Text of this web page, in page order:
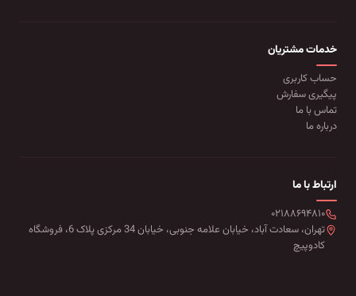
خدمات مشتریان
حساب کاربری
پیگیری سفارش
تماس با ما
درباره ما
ارتباط با ما
۰۲۱۸۸۶۹۴۸۱۰
تهران، سعادت آباد، خیابان علامه جنوبی، خیابان 34 مرکزی پلاک 6، فروشگاه
کادوپیچ